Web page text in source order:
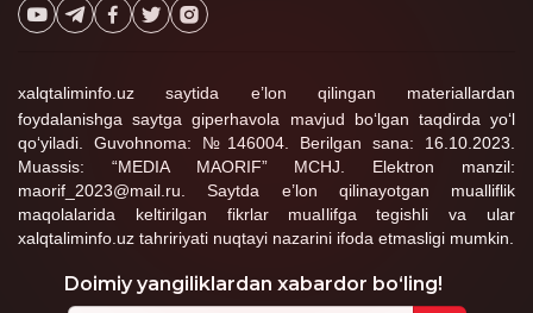
xalqtaliminfo.uz saytida e’lon qilingan materiallardan
foydalanishga saytga giperhavola mavjud bo‘lgan taqdirda yo‘l
qo‘yiladi. Guvohnoma: №146004. Berilgan sana: 16.10.2023.
Muassis: “MEDIA MAORIF” MCHJ. Elektron manzil:
maorif_2023@mail.ru. Saytda e’lon qilinayotgan mualliflik
maqolalarida keltirilgan fikrlar muallifga tegishli va ular
xalqtaliminfo.uz tahririyati nuqtayi nazarini ifoda etmasligi mumkin.
Doimiy yangiliklardan xabardor bo‘ling!